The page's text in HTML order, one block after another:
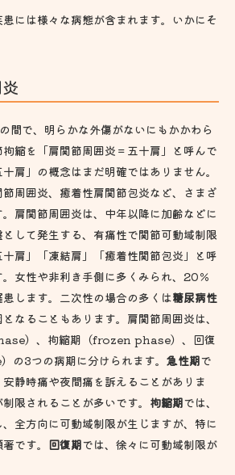
には様々な病態が含まれます。いかにそ
間で、明らかな外傷がないにもかかわら
縮を「肩関節周囲炎＝五十肩」と呼んで
肩」の概念はまだ明確ではありません。
周囲炎、癒着性肩関節包炎など、さまざ
肩関節周囲炎は、中年以降に加齢などに
して発生する、有痛性で関節可動域制限
肩」「凍結肩」「癒着性関節包炎」と呼
女性や非利き手側に多くみられ、20％
します。二次性の場合の多くは糖尿病性
なることもあります。肩関節周囲炎は、
）、拘縮期（frozen phase）、回復
3つの病期に分けられます。 急性期で
静時痛や夜間痛を訴えることがありま
限されることが多いです。 拘縮期では、
全方向に可動域制限が生じますが、特に
です。 回復期では、徐々に可動域制限が